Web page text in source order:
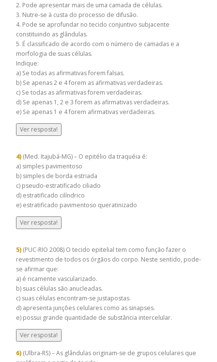
2. Pode apresentar mais de uma camada de células.
3. Nutre-se à custa do processo de difusão.
4. Pode se aprofundar no tecido conjuntivo subjacente
constituindo as glândulas.
5. É classificado de acordo com o número de camadas e a
morfologia de suas células.
Indique:
a) Se todas as afirmativas forem falsas.
b) Se apenas 2 e 4 forem as afirmativas verdadeiras.
c) Se todas as afirmativas forem verdadeiras.
d) Se apenas 1, 2 e 3 forem as afirmativas verdadeiras.
e) Se apenas 1 e 4 forem afirmativas verdadeiras.
Ver resposta!
4) (Med. Itajubá-MG) – O epitélio da traquéia é:
a) simples pavimentoso
b) simples de borda estriada
c) pseudo-estratificado ciliado
d) estratificado cilíndrico
e) estratificado pavimentoso queratinizado
Ver resposta!
5) (PUC-RIO 2008) O tecido epitelial tem como função fazer o
revestimento de todos os órgãos do corpo. Neste sentido, pode-
se afirmar que:
a) é ricamente vascularizado.
b) suas células são anucleadas.
c) suas células encontram-se justapostas.
d) apresenta junções celulares como as sinapses.
e) possui grande quantidade de substância intercelular.
Ver resposta!
6) (Ulbra-RS) – As glândulas originam-se de grupos celulares que